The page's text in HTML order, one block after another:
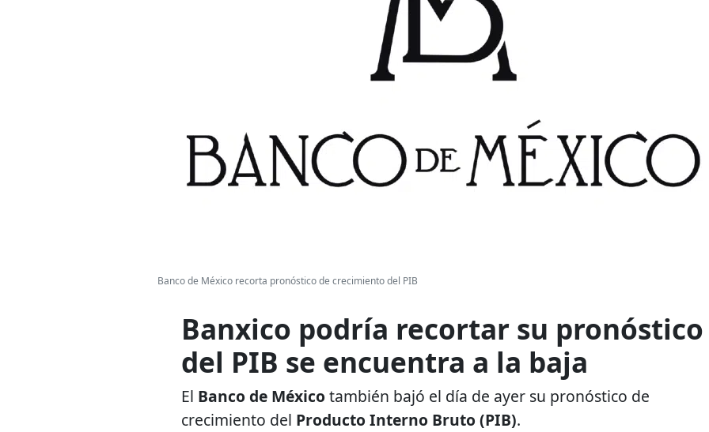
Banco de México recorta pronóstico de crecimiento del PIB
Banxico podría recortar su pronóstico
del PIB se encuentra a la baja
El Banco de México también bajó el día de ayer su pronóstico de
crecimiento del Producto Interno Bruto (PIB).